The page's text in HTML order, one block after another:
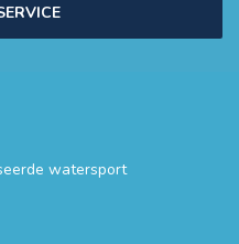
watersport